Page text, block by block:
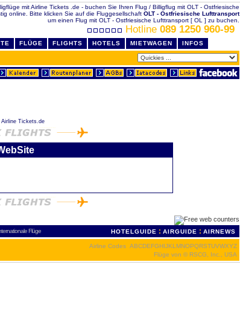
mit Airline Tickets .de - buchen Sie Ihren Flug / Billigflug mit OLT - Ostfriesische
online. Bitte klicken Sie auf die Fluggesellschaft OLT - Ostfriesische Lufttransport
um einen Flug mit OLT - Ostfriesische Lufttransport [ OL ] zu buchen.
Hotline 089 1250 960-99
FLÜGE FLIGHTS HOTELS MIETWAGEN INFOS
Tickets.de
Flüge HOTELGUIDE : AIRGUIDE : AIRNEWS
Airline Codes ABCDEFGHIJKL MNOPQRSTUVWXYZ
Flüge von © RSCG, Inc., USA